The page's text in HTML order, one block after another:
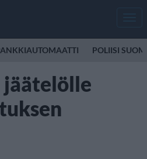
POLIISI
jäätelölle